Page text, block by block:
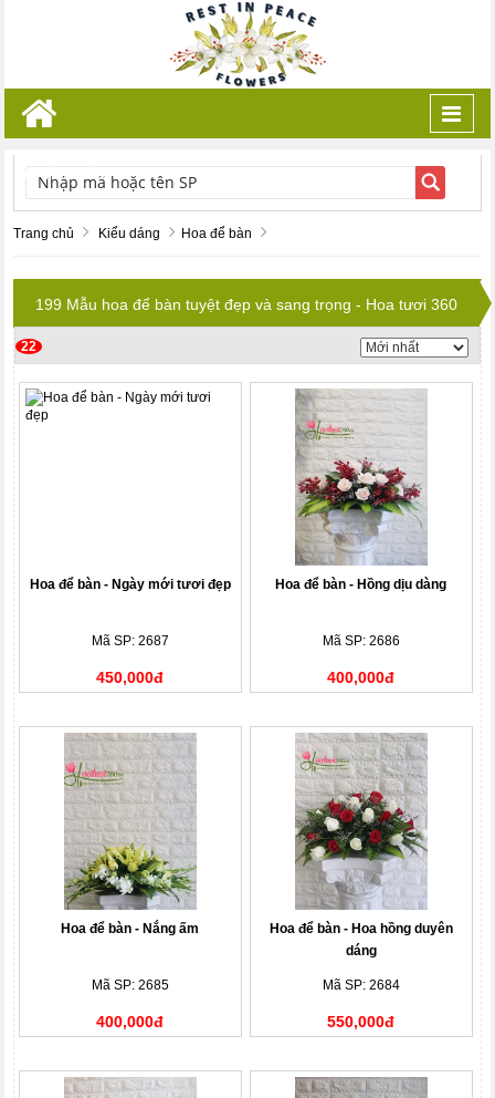
TÌM KIẾM
Trang chủ Kiểu dáng Hoa để bàn
199 Mẫu hoa để bàn tuyệt đẹp và sang trọng - Hoa tươi 360
22
Hoa để bàn - Ngày mới tươi đẹp
Mã SP: 2687
450,000đ
Hoa để bàn - Hồng dịu dàng
Mã SP: 2686
400,000đ
Hoa để bàn - Nắng ấm
Mã SP: 2685
400,000đ
Hoa để bàn - Hoa hồng duyên
dáng
Mã SP: 2684
550,000đ